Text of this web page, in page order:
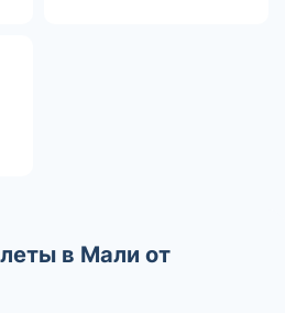
в Мали от